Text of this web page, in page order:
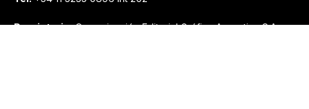
Propietario:Comunicación Editorial Gráfica Argentina S.A.